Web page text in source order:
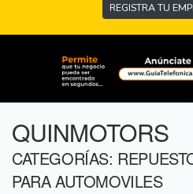
REGISTRA TU
QUINMOTORS
CATEGORÍAS:
PARA AUTOMOVILES